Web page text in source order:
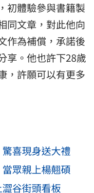
初體驗參與書籍製
同文章，對此他向
作為補償，承諾後
享。他也許下28歲
，許願可以有更多
喜現身送大禮
眾親上楊翹碩
谷街頭看板